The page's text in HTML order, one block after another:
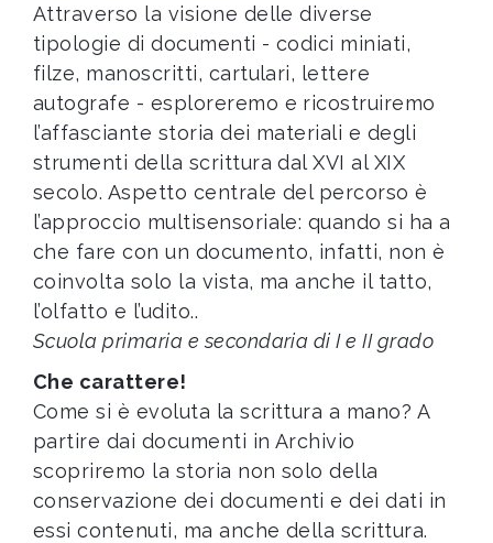
Attraverso la visione delle diverse
tipologie di documenti - codici miniati,
filze, manoscritti, cartulari, lettere
autografe - esploreremo e ricostruiremo
l’affasciante storia dei materiali e degli
strumenti della scrittura dal XVI al XIX
secolo. Aspetto centrale del percorso è
l’approccio multisensoriale: quando si ha a
che fare con un documento, infatti, non è
coinvolta solo la vista, ma anche il tatto,
l’olfatto e l’udito..
Scuola primaria e secondaria di I e II grado
Che carattere!
Come si è evoluta la scrittura a mano? A
partire dai documenti in Archivio
scopriremo la storia non solo della
conservazione dei documenti e dei dati in
essi contenuti, ma anche della scrittura.